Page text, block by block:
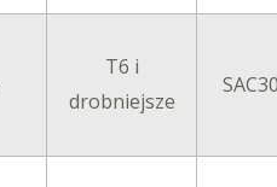
T6 i
drobniejsze